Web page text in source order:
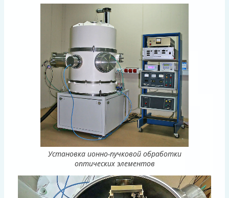
Установка ионно-пучковой обработки
оптических элементов